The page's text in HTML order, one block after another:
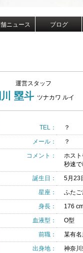
ニュース ブログ
運営スタッフ
塁斗 ツナカワ ルイ
TEL：
？
メール：
？
コメント：
ホス
秒速
誕生日：
5月23
星座：
ふた
身長：
176
血液型：
O型
前職：
某有名
出身地：
神奈